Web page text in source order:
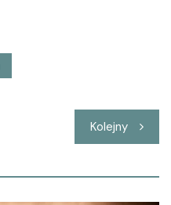
Kolejny